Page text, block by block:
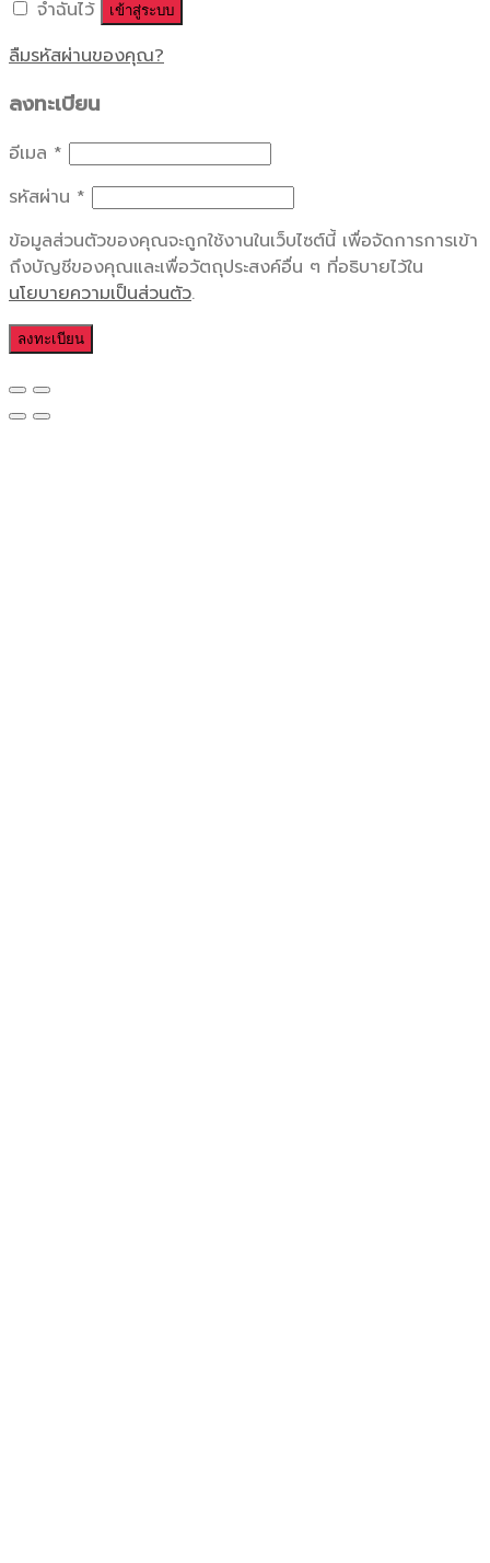
จำฉันไว้ เข้าสู่ระบบ
ลืมรหัสผ่านของคุณ?
ลงทะเบียน
อีเมล *
รหัสผ่าน *
ข้อมูลส่วนตัวของคุณจะถูกใช้งานในเว็บไซต์นี้ เพื่อจัดการการเข้า
ถึงบัญชีของคุณและเพื่อวัตถุประสงค์อื่น ๆ ที่อธิบายไว้ใน
นโยบายความเป็นส่วนตัว.
ลงทะเบียน